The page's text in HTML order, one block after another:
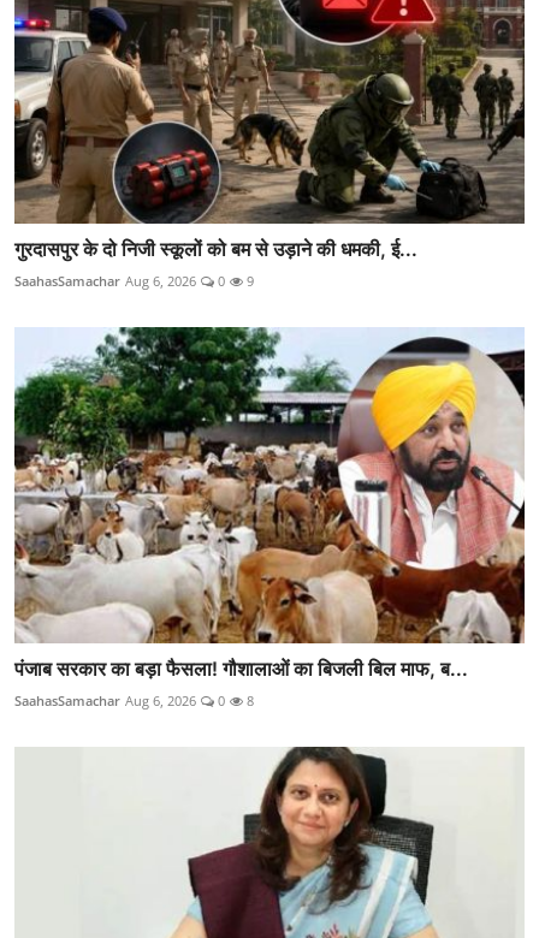
गुरदासपुर के दो निजी स्कूलों को बम से उड़ाने की धमकी, ई...
SaahasSamachar Aug 6, 2026 0 9
पंजाब सरकार का बड़ा फैसला! गौशालाओं का बिजली बिल माफ, ब...
SaahasSamachar Aug 6, 2026 0 8